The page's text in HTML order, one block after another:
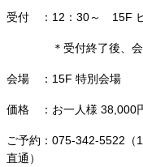
受付 ：12：30～ 15F ビ
＊受付終了後、会場
会場 ：15F 特別会場
価格 ：お一人様 38,000
ご予約：075-342-5522（
直通）